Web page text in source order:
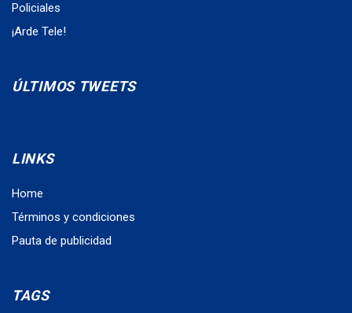
Policiales
¡Arde Tele!
ÚLTIMOS TWEETS
LINKS
Home
Términos y condiciones
Pauta de publicidad
TAGS